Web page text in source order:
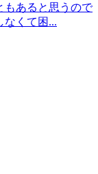
もあると思うので
なくて困...